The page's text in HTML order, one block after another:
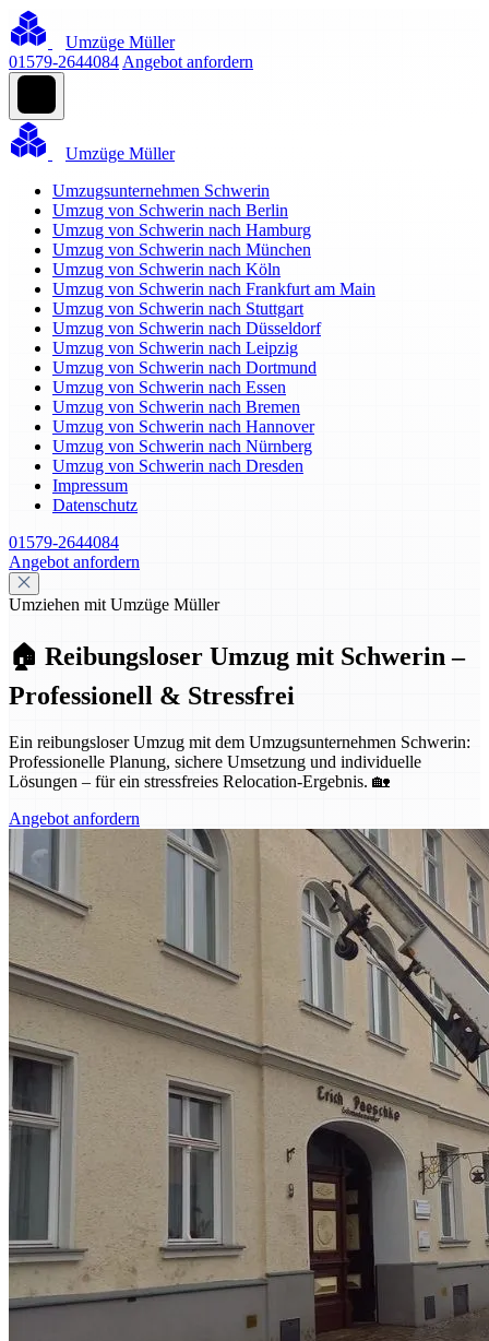
Umzüge Müller
01579-2644084 Angebot anfordern
Umzüge Müller
Umzugsunternehmen Schwerin
Umzug von Schwerin nach Berlin
Umzug von Schwerin nach Hamburg
Umzug von Schwerin nach München
Umzug von Schwerin nach Köln
Umzug von Schwerin nach Frankfurt am Main
Umzug von Schwerin nach Stuttgart
Umzug von Schwerin nach Düsseldorf
Umzug von Schwerin nach Leipzig
Umzug von Schwerin nach Dortmund
Umzug von Schwerin nach Essen
Umzug von Schwerin nach Bremen
Umzug von Schwerin nach Hannover
Umzug von Schwerin nach Nürnberg
Umzug von Schwerin nach Dresden
Impressum
Datenschutz
01579-2644084
Angebot anfordern
Umziehen mit Umzüge Müller
🏠 Reibungsloser Umzug mit Schwerin –
Professionell & Stressfrei
Ein reibungsloser Umzug mit dem Umzugsunternehmen Schwerin:
Professionelle Planung, sichere Umsetzung und individuelle
Lösungen – für ein stressfreies Relocation-Ergebnis. 🏡
Angebot anfordern